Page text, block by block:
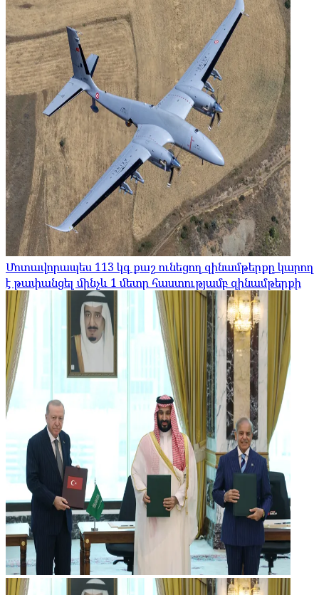
Մոտավորապես 113 կգ քաշ ունեցող զինամթերքը կարող
է թափանցել մինչև 1 մետր հաստությամբ զինամթերքի